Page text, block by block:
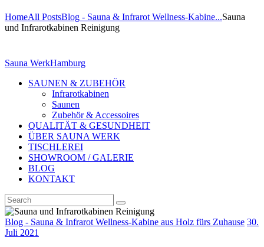
HomeAll PostsBlog - Sauna & Infrarot Wellness-Kabine...Sauna
und Infrarotkabinen Reinigung
Sauna WerkHamburg
SAUNEN & ZUBEHÖR
Infrarotkabinen
Saunen
Zubehör & Accessoires
QUALITÄT & GESUNDHEIT
ÜBER SAUNA WERK
TISCHLEREI
SHOWROOM / GALERIE
BLOG
KONTAKT
Blog - Sauna & Infrarot Wellness-Kabine aus Holz fürs Zuhause 30.
Juli 2021